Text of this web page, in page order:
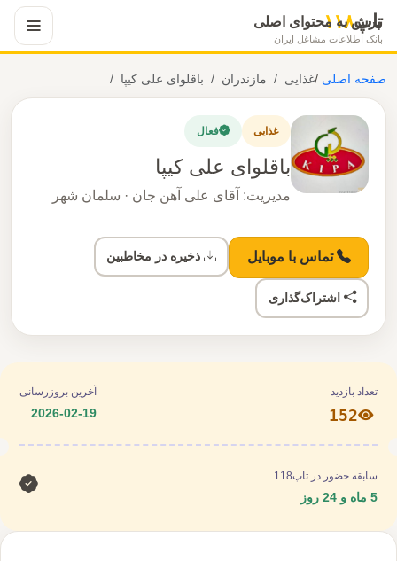
پرش به محتوای اصلی
تاپ۱۱۸
بانک اطلاعات مشاغل ایران
صفحه اصلی/ غذایی مازندران باقلوای علی کیپا
غذایی فعال
باقلوای علی کیپا
مدیریت: آقای علی آهن جان · سلمان شهر
تماس با موبایل ذخیره در مخاطبین
اشتراک‌گذاری
تعداد بازدید
152
آخرین بروزرسانی
2026-02-19
سابقه حضور در تاپ118